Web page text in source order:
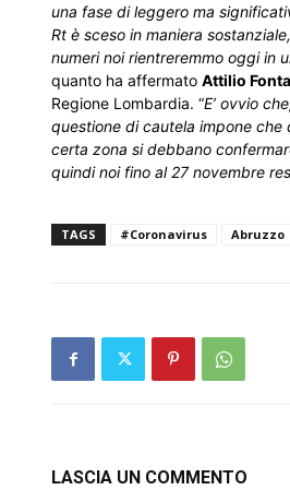
una fase di leggero ma
Rt è sceso in maniera
numeri noi rientreremmo oggi in
quanto ha affermato Attilio
Regione Lombardia. “E’ ovvio
questione di cautela impone che
certa zona si debbano
quindi noi fino al 27 novembre
TAGS #Coronavirus Abruzzo
LASCIA UN COMMENTO